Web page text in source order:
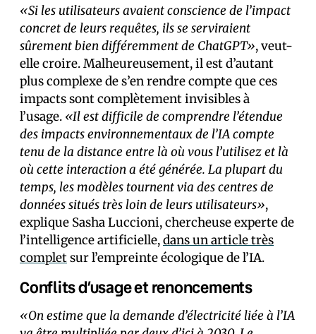
«Si les utilisateurs avaient conscience de l’impact
concret de leurs requêtes, ils se serviraient
sûrement bien différemment de ChatGPT», veut-
elle croire. Malheureusement, il est d’autant
plus complexe de s’en rendre compte que ces
impacts sont complètement invisibles à
l’usage. «Il est difficile de comprendre l’étendue
des impacts environnementaux de l’IA compte
tenu de la distance entre là où vous l’utilisez et là
où cette interaction a été générée. La plupart du
temps, les modèles tournent via des centres de
données situés très loin de leurs utilisateurs»,
explique Sasha Luccioni, chercheuse experte de
l’intelligence artificielle,dans un article très
completsur l’empreinte écologique de l’IA.
Conflits d’usage et renoncements
«On estime que la demande d’électricité liée à l’IA